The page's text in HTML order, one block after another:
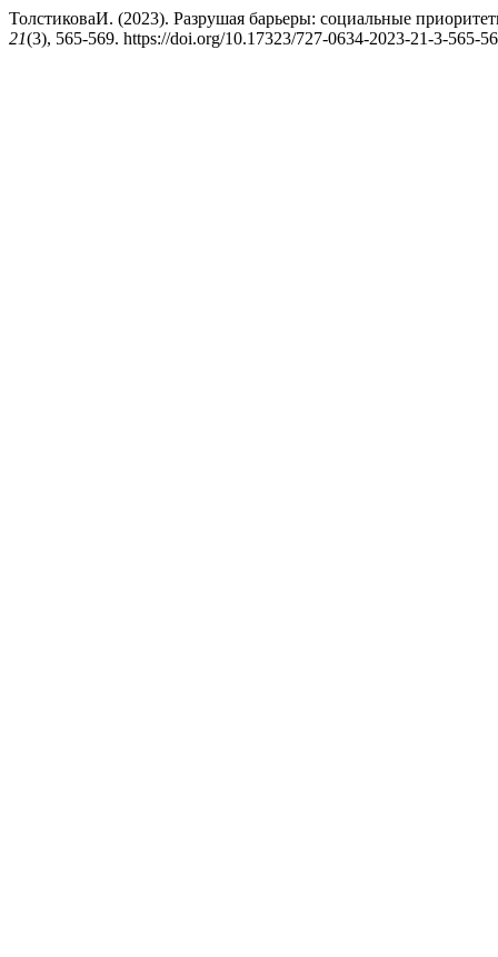
ТолстиковаИ. (2023). Разрушая барьеры: социальные
21(3), 565-569. https://doi.org/10.17323/727-0634-2023-21-3-565-